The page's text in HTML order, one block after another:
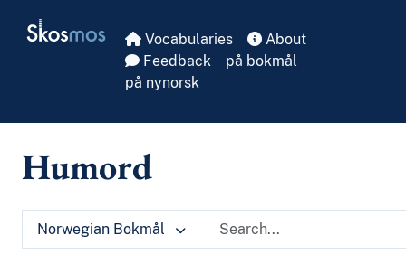
Skosmos Vocabularies
About
Feedback
på bokmål
på nynorsk
Humord
Norwegian Bokmål
Folkegrupper
Formtermer
Generelt
Geografiske navn og historiske stedsnavn